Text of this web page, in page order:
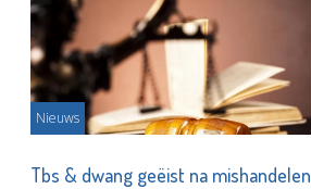
Nieuws
Tbs & dwang geëist na mishandelen